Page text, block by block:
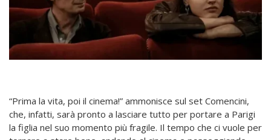
“Prima la vita, poi il cinema!” ammonisce sul set Comencini,
che, infatti, sarà pronto a lasciare tutto per portare a Parigi
la figlia nel suo momento più fragile. Il tempo che ci vuole per